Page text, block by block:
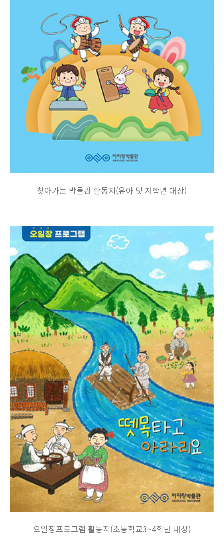
찾아가는 박물관 활동지(유아 및 저학년 대상)
오일장프로그램 활동지(초등학교3~4학년 대상)